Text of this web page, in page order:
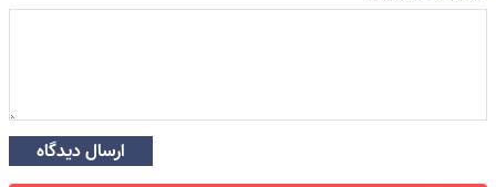
ارسال دیدگاه